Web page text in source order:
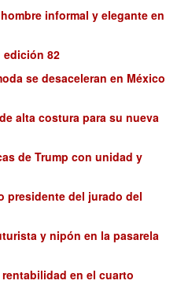
informal y elegante en
edición 82
se desaceleran en México
alta costura para su nueva
de Trump con unidad y
presidente del jurado del
y nipón en la pasarela
en el cuarto